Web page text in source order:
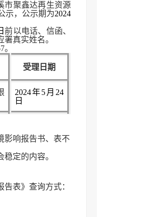
市聚鑫达再生资源
示，公示期为2024
前以电话、信函、
真实姓名。
受理日期
2024年5 月 24
日
影响报告书、表不
定的内容。
告表》 查询方式：